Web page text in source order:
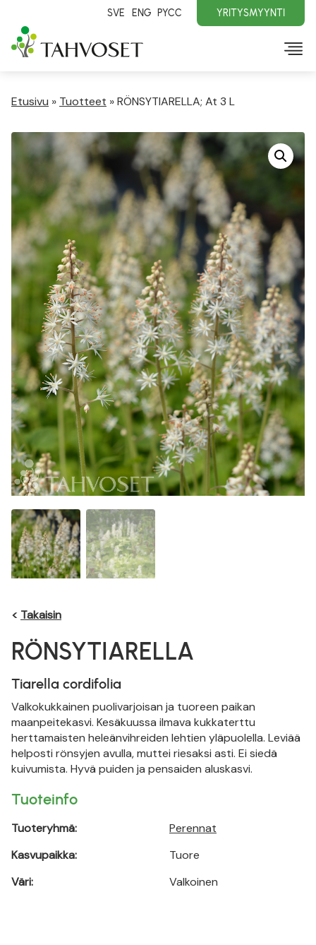
SVE ENG PYCC YRITYSMYYNTI
Etusivu » Tuotteet »RÖNSYTIARELLA; At 3 L
< Takaisin
RÖNSYTIARELLA
Tiarella cordifolia
Valkokukkainen puolivarjoisan ja tuoreen paikan
maanpeitekasvi. Kesäkuussa ilmava kukkaterttu
herttamaisten heleänvihreiden lehtien yläpuolella. Leviää
helposti rönsyjen avulla, muttei riesaksi asti. Ei siedä
kuivumista. Hyvä puiden ja pensaiden aluskasvi.
Tuoteinfo
Tuoteryhmä:
Kasvupaikka:
Väri:
Perennat
Tuore
Valkoinen